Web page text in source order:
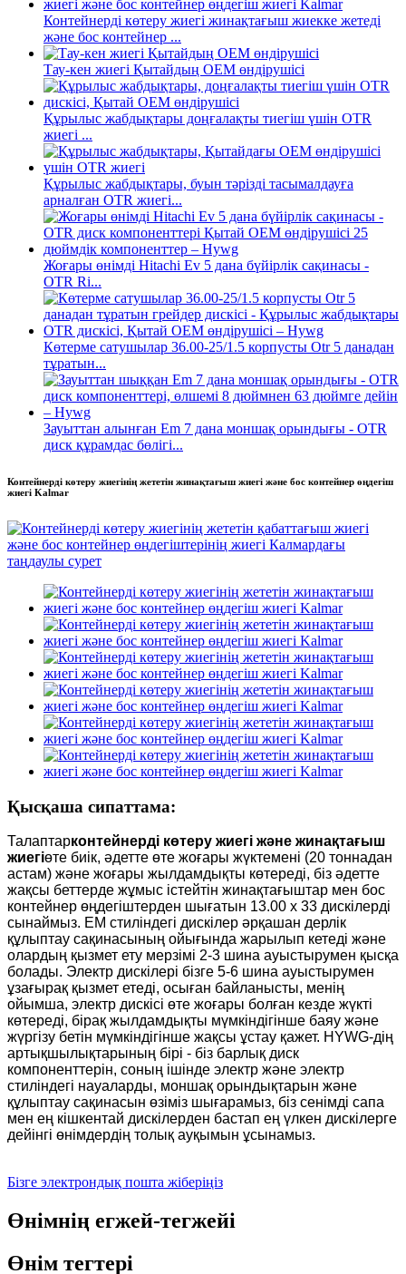
Контейнерді көтеру жиегі жинақтағыш жиекке жетеді
және бос контейнер ...
Тау-кен жиегі Қытайдың OEM өндірушісі
Құрылыс жабдықтары доңғалақты тиегіш үшін OTR
жиегі ...
Құрылыс жабдықтары, буын тәрізді тасымалдауға
арналған OTR жиегі...
Жоғары өнімді Hitachi Ev 5 дана бүйірлік сақинасы -
OTR Ri...
Көтерме сатушылар 36.00-25/1.5 корпусты Otr 5 данадан
тұратын...
Зауыттан алынған Em 7 дана моншақ орындығы - OTR
диск құрамдас бөлігі...
Контейнерді көтеру жиегінің жететін жинақтағыш жиегі және бос контейнер өңдегіш
жиегі Kalmar
Қысқаша сипаттама:
Талаптарконтейнерді көтеру жиегі және жинақтағыш
жиегіөте биік, әдетте өте жоғары жүктемені (20 тоннадан
астам) және жоғары жылдамдықты көтереді, біз әдетте
жақсы беттерде жұмыс істейтін жинақтағыштар мен бос
контейнер өңдегіштерден шығатын 13.00 x 33 дискілерді
сынаймыз. EM стиліндегі дискілер әрқашан дерлік
құлыптау сақинасының ойығында жарылып кетеді және
олардың қызмет ету мерзімі 2-3 шина ауыстырумен қысқа
болады. Электр дискілері бізге 5-6 шина ауыстырумен
ұзағырақ қызмет етеді, осыған байланысты, менің
ойымша, электр дискісі өте жоғары болған кезде жүкті
көтереді, бірақ жылдамдықты мүмкіндігінше баяу және
жүргізу бетін мүмкіндігінше жақсы ұстау қажет. HYWG-дің
артықшылықтарының бірі - біз барлық диск
компоненттерін, соның ішінде электр және электр
стиліндегі науаларды, моншақ орындықтарын және
құлыптау сақинасын өзіміз шығарамыз, біз сенімді сапа
мен ең кішкентай дискілерден бастап ең үлкен дискілерге
дейінгі өнімдердің толық ауқымын ұсынамыз.
Бізге электрондық пошта жіберіңіз
Өнімнің егжей-тегжейі
Өнім тегтері